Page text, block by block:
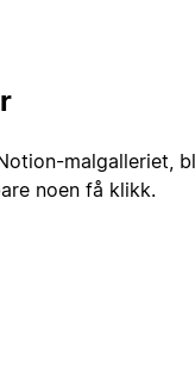
malgalleriet,
noen få klikk.